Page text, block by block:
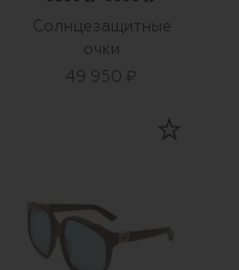
Солнцезащитные
очки
49 950 ₽